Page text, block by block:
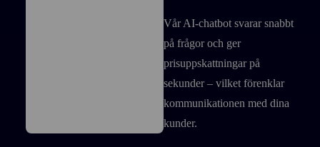
Vår AI-chatbot svarar snabbt
på frågor och ger
prisuppskattningar på
sekunder – vilket förenklar
kommunikationen med dina
kunder.